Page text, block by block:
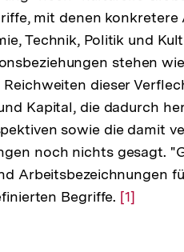
mit denen
Technik, Politik und
stehen
dieser
Kapital, die dadurch
sowie die damit
noch nichts gesagt.
Arbeitsbezeichnungen
Begriffe. Zur
[1]